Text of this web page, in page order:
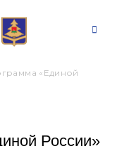
«Единой
России»